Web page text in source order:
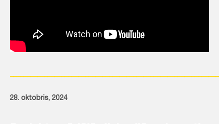
28. oktobris, 2024